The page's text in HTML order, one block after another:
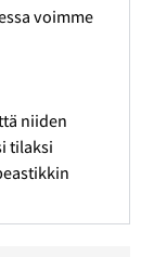
voimme
niiden
tilaksi